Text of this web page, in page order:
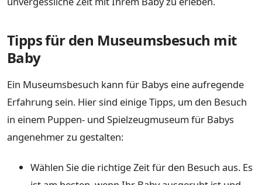
Tipps für den Museumsbesuch mit
Baby
Ein Museumsbesuch kann für Babys eine aufregende
Erfahrung sein. Hier sind einige Tipps, um den Besuch
in einem Puppen- und Spielzeugmuseum für Babys
angenehmer zu gestalten:
Wählen Sie die richtige Zeit für den Besuch aus. Es